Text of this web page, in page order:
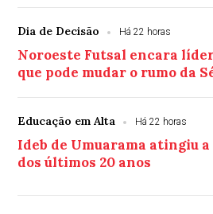
Dia de Decisão Há 22 horas
Noroeste Futsal encara
que pode mudar o rumo da
Educação em Alta Há 22 horas
Ideb de Umuarama atingiu
dos últimos 20 anos